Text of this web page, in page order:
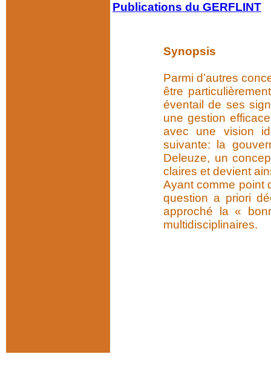
Publications du GERFLINT
Synopsis
Parmi d’autres
être
éventail de ses
une gestion
avec une vision
suivante: la
Deleuze, un
claires et devient
Ayant comme point
question a priori
approché la «
multidisciplinaires.